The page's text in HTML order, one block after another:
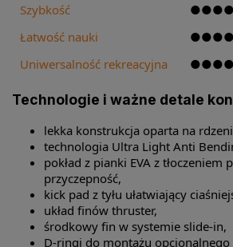
Szybkość
Łatwość nauki
Uniwersalność rekreacyjna
Technologie i ważne detale
lekka konstrukcja oparta na
technologia Ultra Light Anti
pokład z pianki EVA z tłoczeniem
przyczepność,
kick pad z tyłu ułatwiający
układ finów thruster,
środkowy fin w systemie slide-in,
D-ringi do montażu opcjonalnego